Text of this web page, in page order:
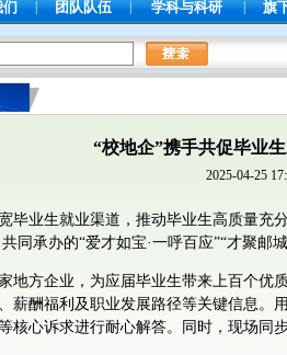
们 | 团队队伍 | 学科与科研 | 旗
“校地企”携手共促毕业
2025-04-25
毕业生就业渠道，推动毕业生高质量充
同承办的“爱才如宝·一呼百应”“才聚
地方企业，为应届毕业生带来上百个
薪酬福利及职业发展路径等关键信息
核心诉求进行耐心解答。同时，现场同